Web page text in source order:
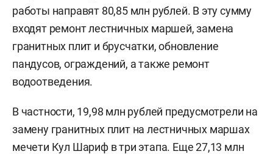
работы направят 80,85 млн рублей. В эту сумму
входят ремонт лестничных маршей, замена
гранитных плит и брусчатки, обновление
пандусов, ограждений, а также ремонт
водоотведения.
В частности, 19,98 млн рублей предусмотрели на
замену гранитных плит на лестничных маршах
мечети Кул Шариф в три этапа. Еще 27,13 млн